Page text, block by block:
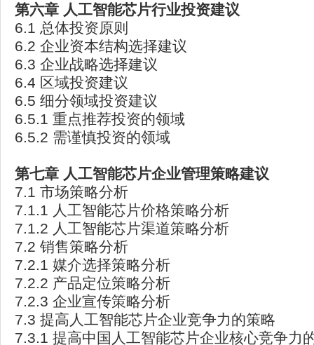
第六章 人工智能芯片行业投资建议
6.1 总体投资原则
6.2 企业资本结构选择建议
6.3 企业战略选择建议
6.4 区域投资建议
6.5 细分领域投资建议
6.5.1 重点推荐投资的领域
6.5.2 需谨慎投资的领域
第七章 人工智能芯片企业管理策略建议
7.1 市场策略分析
7.1.1 人工智能芯片价格策略分析
7.1.2 人工智能芯片渠道策略分析
7.2 销售策略分析
7.2.1 媒介选择策略分析
7.2.2 产品定位策略分析
7.2.3 企业宣传策略分析
7.3 提高人工智能芯片企业竞争力的策略
7.3.1 提高中国人工智能芯片企业核心竞争力